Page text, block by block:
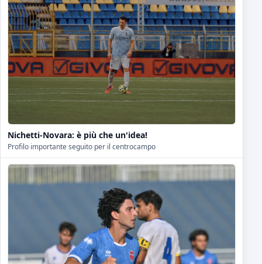
Nichetti-Novara: è più che un'idea!
Profilo importante seguito per il centrocampo